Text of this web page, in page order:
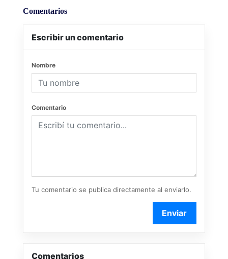
Comentarios
Escribir un comentario
Nombre
Comentario
Tu comentario se publica directamente al enviarlo.
Enviar
Comentarios